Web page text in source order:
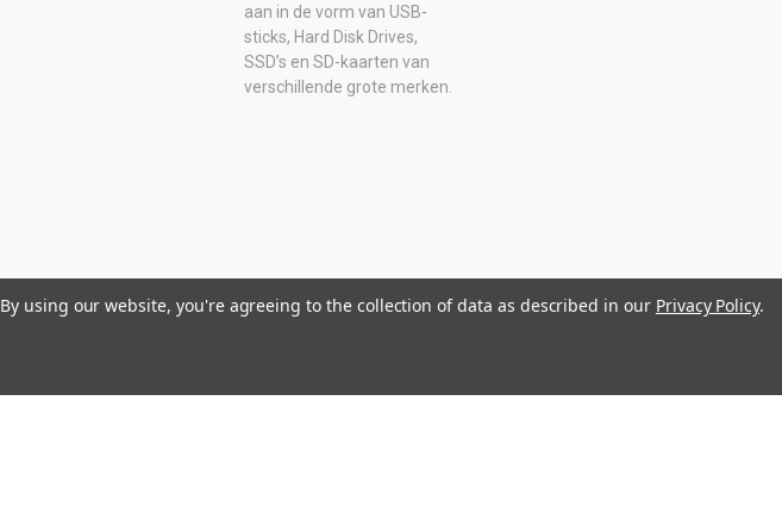
aan in de vorm van USB-
sticks, Hard Disk Drives,
SSD’s en SD-kaarten van
verschillende grote merken.
By using our website, you're agreeing to the collection of data as described in our Privacy Policy.